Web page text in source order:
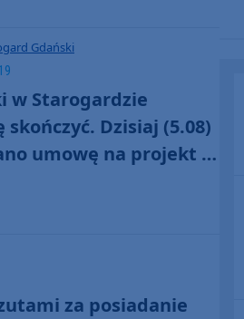
Gdański
19
w Starogardzie
Dzisiaj (5.08)
umowę na projekt i
za posiadanie